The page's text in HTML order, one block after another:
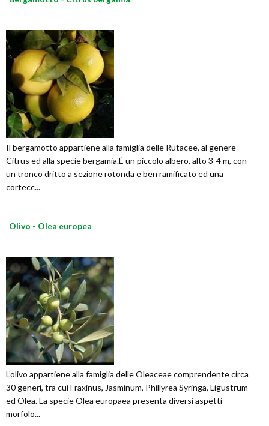
Il bergamotto appartiene alla famiglia delle Rutacee, al genere
Citrus ed alla specie bergamia.È un piccolo albero, alto 3-4 m, con
un tronco dritto a sezione rotonda e ben ramificato ed una
cortecc...
Olivo - Olea europea
L’olivo appartiene alla famiglia delle Oleaceae comprendente circa
30 generi, tra cui Fraxinus, Jasminum, Phillyrea Syringa, Ligustrum
ed Olea. La specie Olea europaea presenta diversi aspetti
morfolo...